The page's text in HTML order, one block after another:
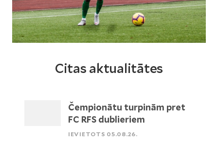
Citas aktualitātes
Čempionātu turpinām pret
FC RFS dublieriem
IEVIETOTS 05.08.26.